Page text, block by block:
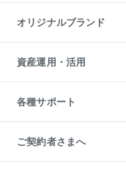
アパート経営
収益物件
ビル購入（ビル一棟）
投資用不動産の売却査定
事業用不動産の売却査定
マンションライブラリー
人気マンションランキング
暮らしに役立つ不動産メデ
不動産相場・不動産価格情報
不動産コラム・ニュース
不動産用語集
不動産なんでもネット相談室
住まいの税金
オリジナルブランド
一棟リノベーションマンショ
L`GENTE（ルジェンテ）
区分リノベーションマンシ
投資用一棟レジデンスWELL
不動産小口投資
LEGACIA（レガシア）
資産運用・活用
不動産M&A
アセットマネジメント・出資
各種サポート
相続サポート
リフォームサポート
ご契約者さまへ